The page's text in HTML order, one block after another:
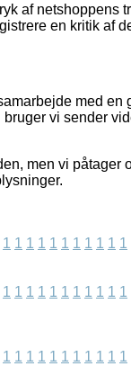
af netshoppens
en kritik af
med en
vi sender
men vi påtager
1 1 1 1 1 1 1 1 1 1 1
1 1 1 1 1 1 1 1 1 1 1
1 1 1 1 1 1 1 1 1 1 1